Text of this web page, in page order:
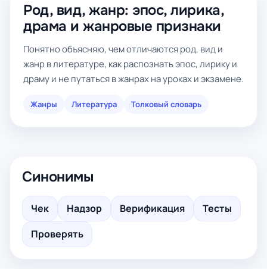
Род, вид, жанр: эпос, лирика,
драма и жанровые признаки
Понятно объясняю, чем отличаются род, вид и
жанр в литературе, как распознать эпос, лирику и
драму и не путаться в жанрах на уроках и экзамене.
Жанры Литература Толковый словарь
Синонимы
Чек Надзор Верификация
Тесты
Проверять